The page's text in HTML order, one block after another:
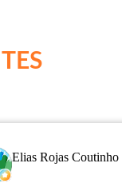
Elias Rojas Coutinho